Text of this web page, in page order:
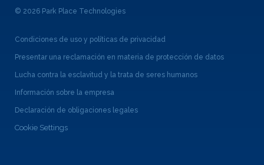
© 2026 Park Place Technologies
Condiciones de uso y políticas de privacidad
Presentar una reclamación en materia de protección de datos
Lucha contra la esclavitud y la trata de seres humanos
Información sobre la empresa
Declaración de obligaciones legales
Cookie Settings